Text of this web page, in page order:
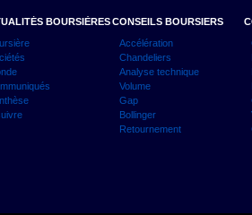
BOURSIÈRESCONSEILS BOURSIERS
Accélération
Chandeliers
Analyse technique
Volume
Gap
Bollinger
Retournement